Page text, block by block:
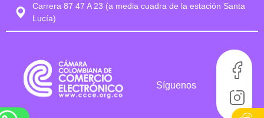
Carrera 87 47 A 23 (a media cuadra de la estación Santa
Lucía)
Síguenos